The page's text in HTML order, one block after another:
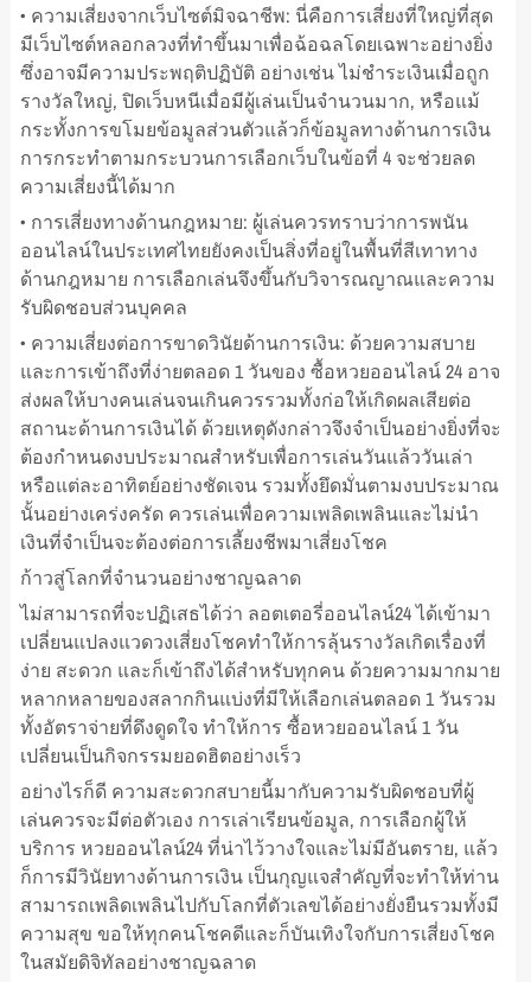
• ความเสี่ยงจากเว็บไซต์มิจฉาชีพ: นี่คือการเสี่ยงที่ใหญ่ที่สุด
มีเว็บไซต์หลอกลวงที่ทำขึ้นมาเพื่อฉ้อฉลโดยเฉพาะอย่างยิ่ง
ซึ่งอาจมีความประพฤติปฏิบัติ อย่างเช่น ไม่ชำระเงินเมื่อถูก
รางวัลใหญ่, ปิดเว็บหนีเมื่อมีผู้เล่นเป็นจำนวนมาก, หรือแม้
กระทั้งการขโมยข้อมูลส่วนตัวแล้วก็ข้อมูลทางด้านการเงิน
การกระทำตามกระบวนการเลือกเว็บในข้อที่ 4 จะช่วยลด
ความเสี่ยงนี้ได้มาก
• การเสี่ยงทางด้านกฎหมาย: ผู้เล่นควรทราบว่าการพนัน
ออนไลน์ในประเทศไทยยังคงเป็นสิ่งที่อยู่ในพื้นที่สีเทาทาง
ด้านกฎหมาย การเลือกเล่นจึงขึ้นกับวิจารณญาณและความ
รับผิดชอบส่วนบุคคล
• ความเสี่ยงต่อการขาดวินัยด้านการเงิน: ด้วยความสบาย
และการเข้าถึงที่ง่ายตลอด 1 วันของ ซื้อหวยออนไลน์ 24 อาจ
ส่งผลให้บางคนเล่นจนเกินควรรวมทั้งก่อให้เกิดผลเสียต่อ
สถานะด้านการเงินได้ ด้วยเหตุดังกล่าวจึงจำเป็นอย่างยิ่งที่จะ
ต้องกำหนดงบประมาณสำหรับเพื่อการเล่นวันแล้ววันเล่า
หรือแต่ละอาทิตย์อย่างชัดเจน รวมทั้งยึดมั่นตามงบประมาณ
นั้นอย่างเคร่งครัด ควรเล่นเพื่อความเพลิดเพลินและไม่นำ
เงินที่จำเป็นจะต้องต่อการเลี้ยงชีพมาเสี่ยงโชค
ก้าวสู่โลกที่จำนวนอย่างชาญฉลาด
ไม่สามารถที่จะปฏิเสธได้ว่า ลอตเตอรี่ออนไลน์24 ได้เข้ามา
เปลี่ยนแปลงแวดวงเสี่ยงโชคทำให้การลุ้นรางวัลเกิดเรื่องที่
ง่าย สะดวก และก็เข้าถึงได้สำหรับทุกคน ด้วยความมากมาย
หลากหลายของสลากกินแบ่งที่มีให้เลือกเล่นตลอด 1 วันรวม
ทั้งอัตราจ่ายที่ดึงดูดใจ ทำให้การ ซื้อหวยออนไลน์ 1 วัน
เปลี่ยนเป็นกิจกรรมยอดฮิตอย่างเร็ว
อย่างไรก็ดี ความสะดวกสบายนี้มากับความรับผิดชอบที่ผู้
เล่นควรจะมีต่อตัวเอง การเล่าเรียนข้อมูล, การเลือกผู้ให้
บริการ หวยออนไลน์24 ที่น่าไว้วางใจและไม่มีอันตราย, แล้ว
ก็การมีวินัยทางด้านการเงิน เป็นกุญแจสำคัญที่จะทำให้ท่าน
สามารถเพลิดเพลินไปกับโลกที่ตัวเลขได้อย่างยั่งยืนรวมทั้งมี
ความสุข ขอให้ทุกคนโชคดีและก็บันเทิงใจกับการเสี่ยงโชค
ในสมัยดิจิทัลอย่างชาญฉลาด